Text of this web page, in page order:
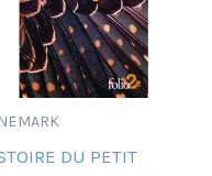
DU PETIT